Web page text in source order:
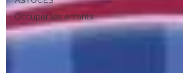
Occuper les enfants